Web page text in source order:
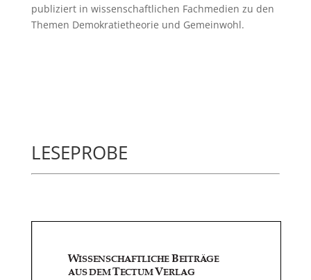
publiziert in wissenschaftlichen Fachmedien zu den
Themen Demokratietheorie und Gemeinwohl.
LESEPROBE